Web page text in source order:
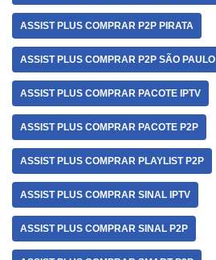
ASSIST PLUS COMPRAR P2P PIRATA
ASSIST PLUS COMPRAR P2P SÃO PAULO
ASSIST PLUS COMPRAR PACOTE IPTV
ASSIST PLUS COMPRAR PACOTE P2P
ASSIST PLUS COMPRAR PLAYLIST P2P
ASSIST PLUS COMPRAR SINAL IPTV
ASSIST PLUS COMPRAR SINAL P2P